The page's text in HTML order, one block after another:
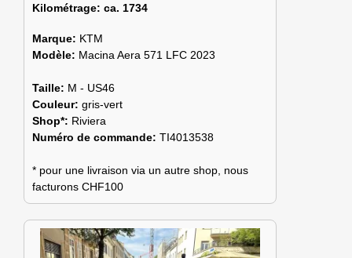
Kilométrage: ca. 1734
Marque: KTM
Modèle: Macina Aera 571 LFC 2023
Taille: M - US46
Couleur: gris-vert
Shop*: Riviera
Numéro de commande: TI4013538
* pour une livraison via un autre shop, nous
facturons CHF100